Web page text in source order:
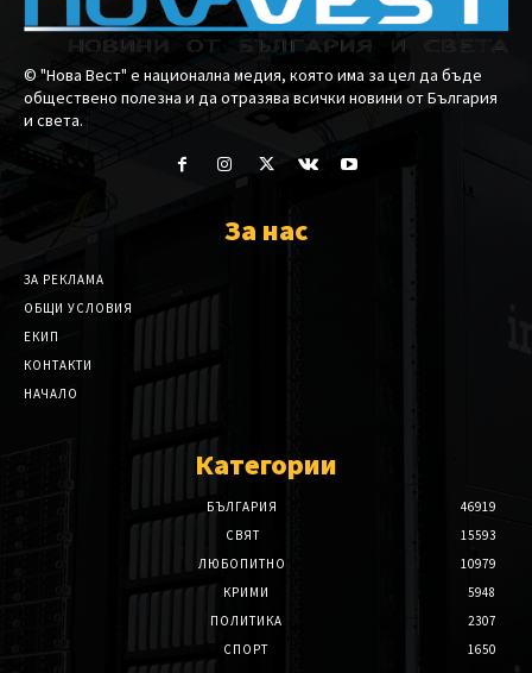
© "Нова Вест" е национална медия, която има за цел да бъде
обществено полезна и да отразява всички новини от България
и света.
За нас
ЗА РЕКЛАМА
ОБЩИ УСЛОВИЯ
ЕКИП
КОНТАКТИ
НАЧАЛО
Категории
БЪЛГАРИЯ
46919
СВЯТ
15593
ЛЮБОПИТНО
10979
КРИМИ
5948
ПОЛИТИКА
2307
СПОРТ
1650